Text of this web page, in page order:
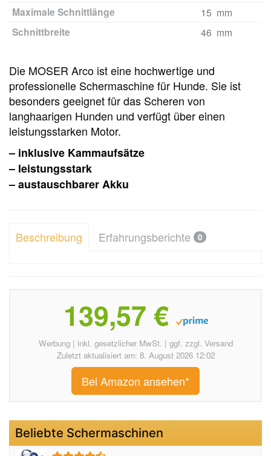
Maximale Schnittlänge 15 mm
Schnittbreite 46 mm
Die MOSER Arco ist eine hochwertige und
professionelle Schermaschine für Hunde. Sie ist
besonders geeignet für das Scheren von
langhaarigen Hunden und verfügt über einen
leistungsstarken Motor.
– inklusive Kammaufsätze
– leistungsstark
– austauschbarer Akku
Beschreibung Erfahrungsberichte 0
139,57 €
Werbung | inkl. gesetzlicher MwSt. | ggf. zzgl. Versand
Zuletzt aktualisiert am: 8. August 2026 12:02
Bei Amazon ansehen*
Beliebte Schermaschinen